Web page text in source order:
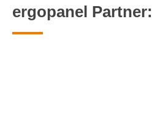
ergopanel Partner: